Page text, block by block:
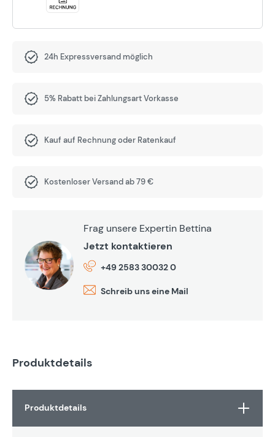
24h Expressversand möglich
5% Rabatt bei Zahlungsart Vorkasse
Kauf auf Rechnung oder Ratenkauf
Kostenloser Versand ab 79 €
Frag unsere Expertin Bettina
Jetzt kontaktieren
+49 2583 30032 0
Schreib uns eine Mail
Produktdetails
Produktdetails